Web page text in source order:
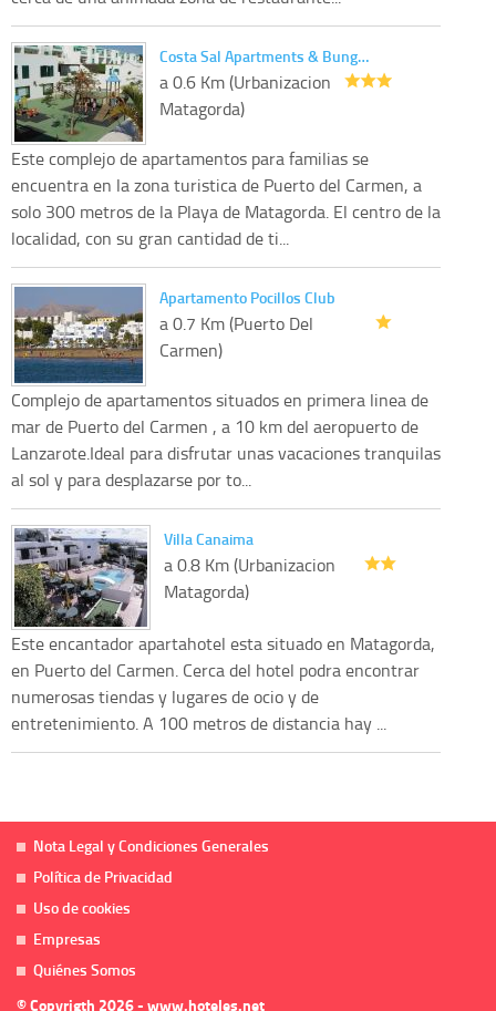
Costa Sal Apartments & Bung…
a 0.6 Km (Urbanizacion
Matagorda)
Este complejo de apartamentos para familias se
encuentra en la zona turistica de Puerto del Carmen, a
solo 300 metros de la Playa de Matagorda. El centro de la
localidad, con su gran cantidad de ti...
Apartamento Pocillos Club
a 0.7 Km (Puerto Del
Carmen)
Complejo de apartamentos situados en primera linea de
mar de Puerto del Carmen , a 10 km del aeropuerto de
Lanzarote.Ideal para disfrutar unas vacaciones tranquilas
al sol y para desplazarse por to...
Villa Canaima
a 0.8 Km (Urbanizacion
Matagorda)
Este encantador apartahotel esta situado en Matagorda,
en Puerto del Carmen. Cerca del hotel podra encontrar
numerosas tiendas y lugares de ocio y de
entretenimiento. A 100 metros de distancia hay ...
Nota Legal y Condiciones Generales
Política de Privacidad
Uso de cookies
Empresas
Quiénes Somos
© Copyrigth 2026 - www.hoteles.net